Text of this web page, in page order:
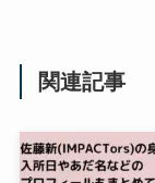
関連記事